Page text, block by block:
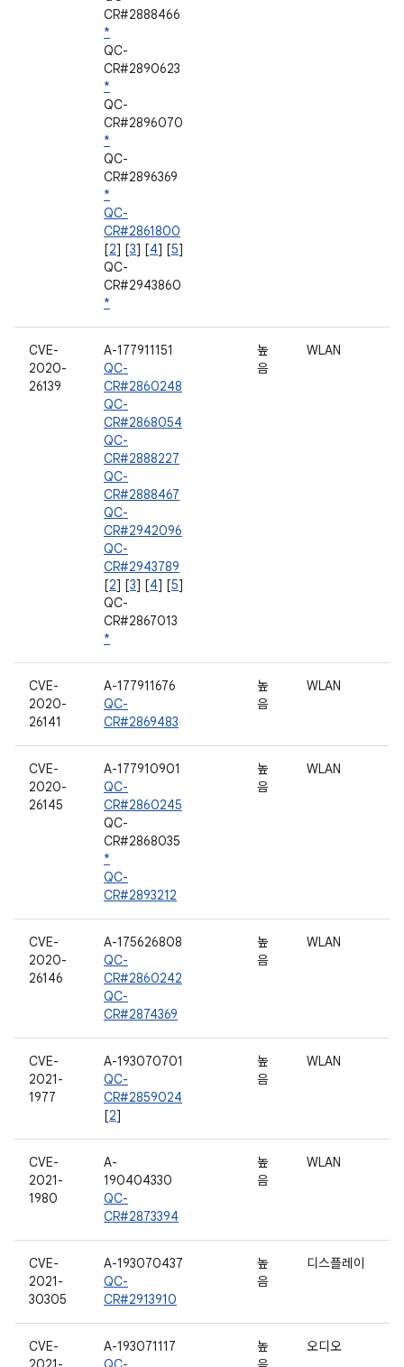
CR#2888466
*
QC-
CR#2890623
*
QC-
CR#2896070
*
QC-
CR#2896369
*
QC-
CR#2861800
[2] [3] [4] [5]
QC-
CR#2943860
*
CVE-
2020-
26139
A-177911151
QC-
CR#2860248
QC-
CR#2868054
QC-
CR#2888227
QC-
CR#2888467
QC-
CR#2942096
QC-
CR#2943789
[2] [3] [4] [5]
QC-
CR#2867013
*
높
음
WLAN
CVE-
2020-
26141
A-177911676
QC-
CR#2869483
높
음
WLAN
CVE-
2020-
26145
A-177910901
QC-
CR#2860245
QC-
CR#2868035
*
QC-
CR#2893212
높
음
WLAN
CVE-
2020-
26146
A-175626808
QC-
CR#2860242
QC-
CR#2874369
높
음
WLAN
CVE-
2021-
1977
A-193070701
QC-
CR#2859024
[2]
높
음
WLAN
CVE-
2021-
1980
A-
190404330
QC-
CR#2873394
높
음
WLAN
CVE-
2021-
30305
A-193070437
QC-
CR#2913910
높
음
디스플레이
CVE-
A-193071117
높
오디오